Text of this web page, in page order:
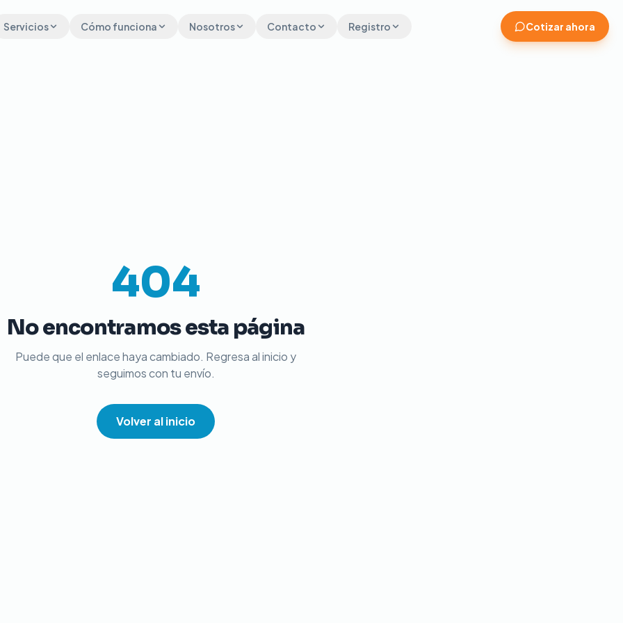
Servicios Cómo funciona Nosotros Contacto Registro Cotizar ahora
404
No encontramos esta página
Puede que el enlace haya cambiado. Regresa al inicio y
seguimos con tu envío.
Volver al inicio